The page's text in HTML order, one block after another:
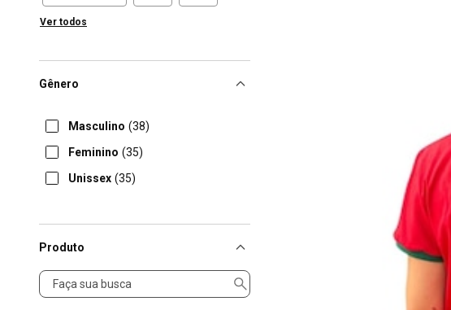
Ver todos
Gênero
Masculino (38)
Feminino (35)
Unissex (35)
Produto
Produto